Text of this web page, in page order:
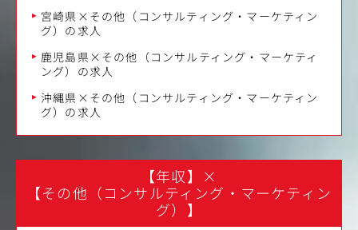
宮崎県×その他（コンサルティング・マーケティン
グ）の求人
鹿児島県×その他（コンサルティング・マーケティ
ング）の求人
沖縄県×その他（コンサルティング・マーケティン
グ）の求人
【年収】
×
【その他（コンサルティング・マーケティン
グ）】